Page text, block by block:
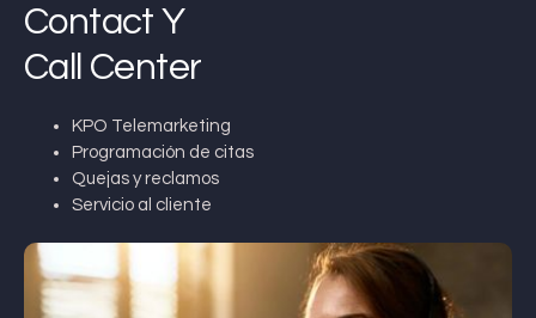
Contact Y
Call Center
KPO Telemarketing
Programación de citas
Quejas y reclamos
Servicio al cliente